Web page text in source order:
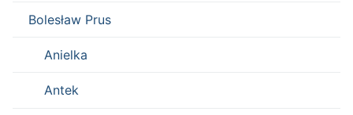
Bolesław Prus
Anielka
Antek